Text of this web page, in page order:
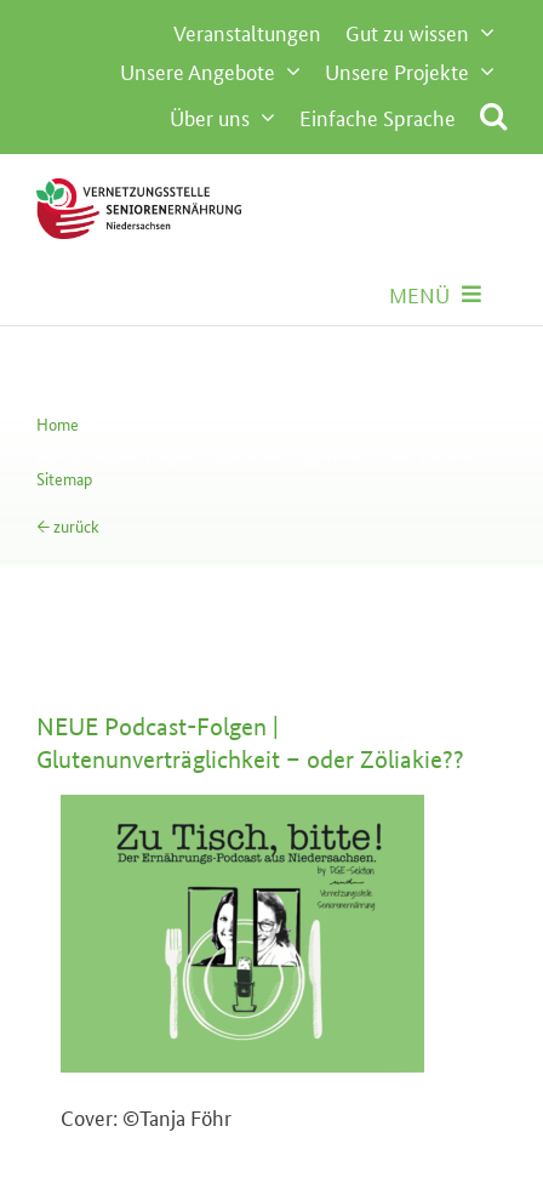
Veranstaltungen
Gut zu wissen
Unsere Angebote
Unsere Projekte
Über uns
Einfache Sprache
MENÜ
Besondere Anforderungen
Home
Sitemap
← zurück
NEUE Podcast-Folgen |
Glutenunverträglichkeit – oder Zöliakie??
Cover: ©Tanja Föhr